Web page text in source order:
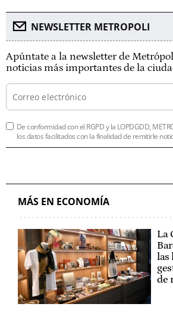
NEWSLETTER METROPOLI
Apúntate a la newsletter de
noticias más importantes de la
De conformidad con el RGPD y la LOPDGDD,
los datos facilitados con la finalidad de remitirle
MÁS EN ECONOMÍA
La
las
de